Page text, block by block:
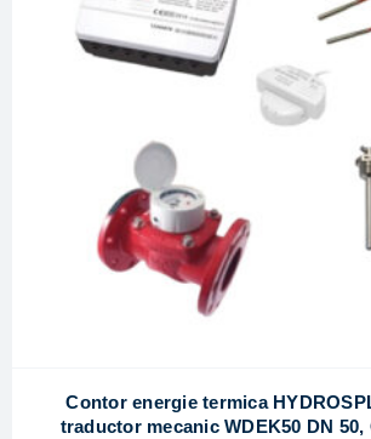
Contor energie termica
traductor mecanic WDEK50 DN 50,